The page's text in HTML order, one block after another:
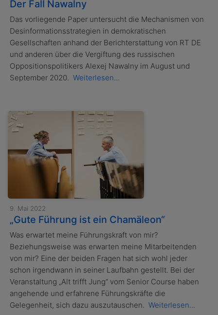
Der Fall Nawalny
Das vorliegende Paper untersucht die Mechanismen von
Desinformationsstrategien in demokratischen
Gesellschaften anhand der Berichterstattung von RT DE
und anderen über die Vergiftung des russischen
Oppositionspolitikers Alexej Nawalny im August und
September 2020. Weiterlesen...
9. Mai 2022
„Gute Führung ist ein Chamäleon“
Was erwartet meine Führungskraft von mir?
Beziehungsweise was erwarten meine Mitarbeitenden
von mir? Eine der beiden Fragen hat sich wohl jeder
schon irgendwann in seiner Laufbahn gestellt. Bei der
Veranstaltung „Alt trifft Jung“ vom Senior Course haben
angehende und erfahrene Führungskräfte die
Gelegenheit, sich dazu auszutauschen. Weiterlesen...